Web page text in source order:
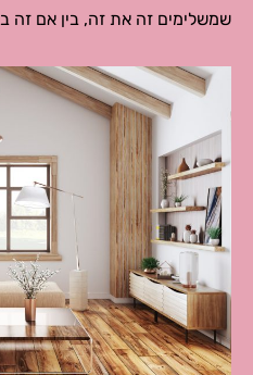
שמשלימים זה את זה, בין אם זה